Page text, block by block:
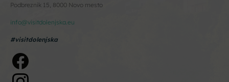
Podbreznik 15, 8000 Novo mesto
info@visitdolenjska.eu
#visitdolenjska